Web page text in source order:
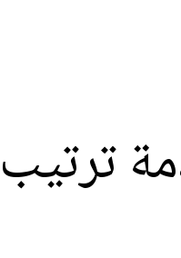
ترتيب